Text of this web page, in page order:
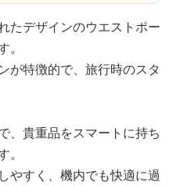
たデザインのウエストポー
が特徴的で、旅行時のスタ
、貴重品をスマートに持ち
やすく、機内でも快適に過